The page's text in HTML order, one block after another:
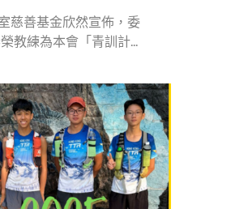
慈善基金欣然宣佈，委
教練為本會「青訓計...